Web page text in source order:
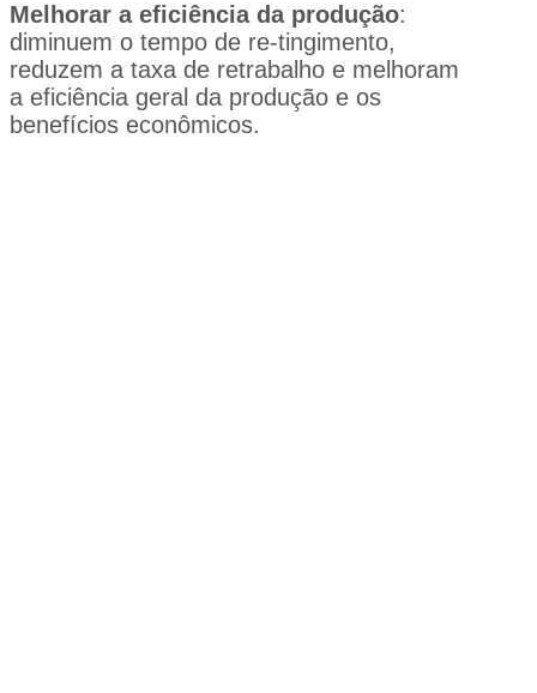
Melhorar a eficiência da produção:
diminuem o tempo de re-tingimento,
reduzem a taxa de retrabalho e melhoram
a eficiência geral da produção e os
benefícios econômicos.